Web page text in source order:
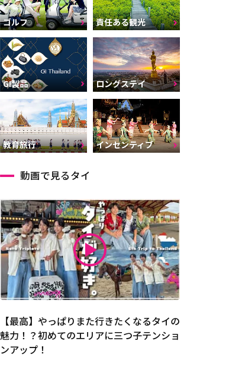
ゴルフ 責任ある観光
GI製品 ロングステイ
教育旅行 インセンティブ
動画で見るタイ
【最高】やっぱりまた行きたくなるタイの
魅力！？初めてのエリアに三つ子テンショ
ンアップ！